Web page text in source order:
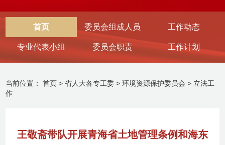
首页 委员会组成人员 工作动态
专业代表小组 委员会职责 工作计划
当前位置：首页 >省人大各专工委 >环境资源保护委员会 > 立法工
作
王敬斋带队开展青海省土地管理条例和海东